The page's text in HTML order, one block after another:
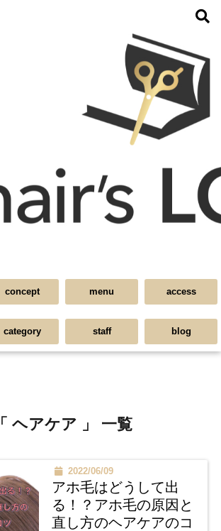
concept menu access
category staff blog
「 ヘアケア 」 一覧
2022/06/09
アホ毛はどうして出
る！？アホ毛の原因と
直し方のヘアケアのコ